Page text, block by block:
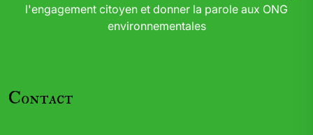
l'engagement citoyen et donner la parole aux ONG
environnementales
Contact